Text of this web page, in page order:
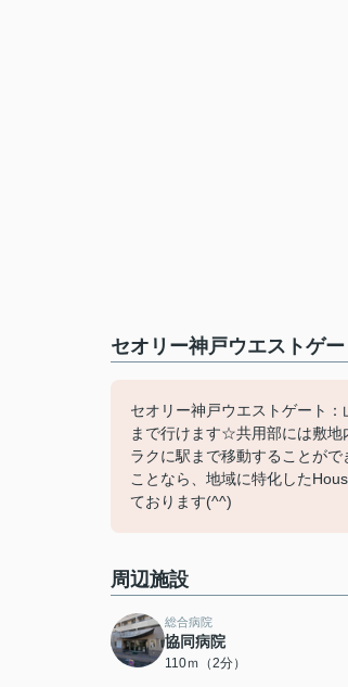
セオリー神戸ウエストゲ
セオリー神戸ウエストゲート
まで行けます☆共用部には敷
ラクに駅まで移動することが
ことなら、地域に特化した
ております(^^)
周辺施設
総合病院
協同病院
110ｍ（2分）